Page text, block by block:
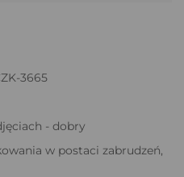
3665
- dobry
w postaci zabrudzeń,